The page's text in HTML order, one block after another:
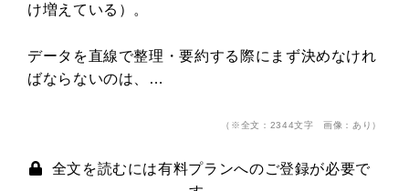
け増えている）。
データを直線で整理・要約する際にまず決めなけれ
ばならないのは、…
（※全文：2344文字 画像：あり）
全文を読むには有料プランへのご登録が必要で